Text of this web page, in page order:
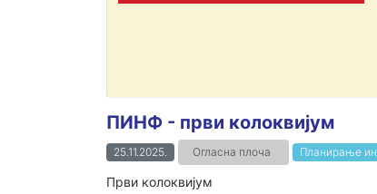
ПИНФ - први колоквијум
25.11.2025. Огласна плоча Планирање
Први колоквијум